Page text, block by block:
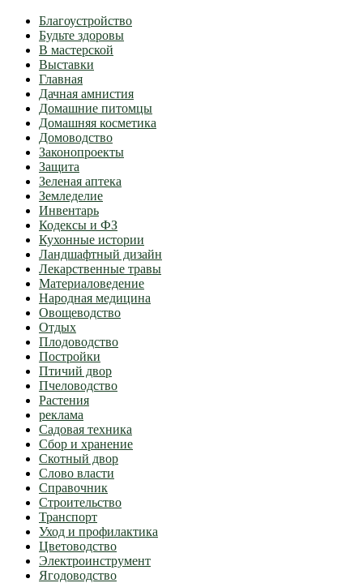
Благоустройство
Будьте здоровы
В мастерской
Выставки
Главная
Дачная амнистия
Домашние питомцы
Домашняя косметика
Домоводство
Законопроекты
Защита
Зеленая аптека
Земледелие
Инвентарь
Кодексы и ФЗ
Кухонные истории
Ландшафтный дизайн
Лекарственные травы
Материаловедение
Народная медицина
Овощеводство
Отдых
Плодоводство
Постройки
Птичий двор
Пчеловодство
Растения
реклама
Садовая техника
Сбор и хранение
Скотный двор
Слово власти
Справочник
Строительство
Транспорт
Уход и профилактика
Цветоводство
Электроинструмент
Ягодоводство